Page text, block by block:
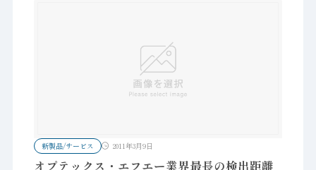
新製品/サービス 2011年3月9日
オプテックス・エフエー業界最長の検出距離